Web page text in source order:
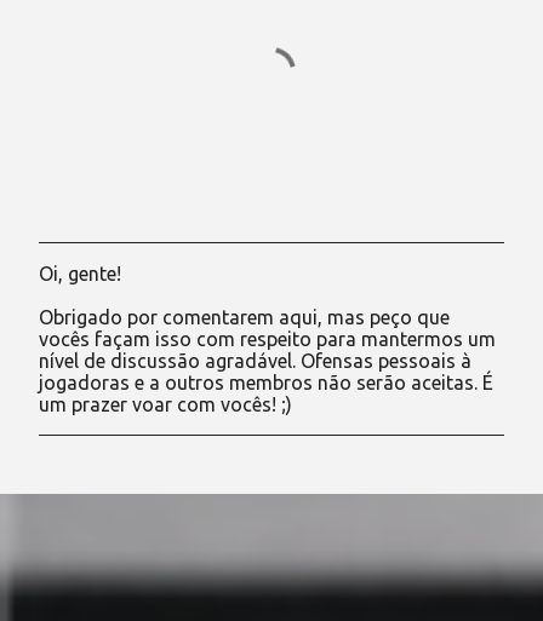
P
s
t
a
r
u
m
m
t
á
Oi, gente!
Obrigado por comentarem aqui, mas peço que
vocês façam isso com respeito para mantermos um
nível de discussão agradável. Ofensas pessoais à
jogadoras e a outros membros não serão aceitas. É
um prazer voar com vocês! ;)